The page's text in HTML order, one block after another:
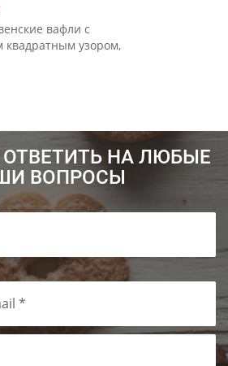
вафли с
квадратным узором,
НА ЛЮБЫЕ
ВОПРОСЫ
*